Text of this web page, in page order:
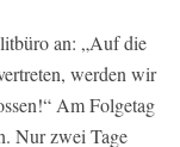
an: „Auf die
werden wir
Am Folgetag
Nur zwei Tage